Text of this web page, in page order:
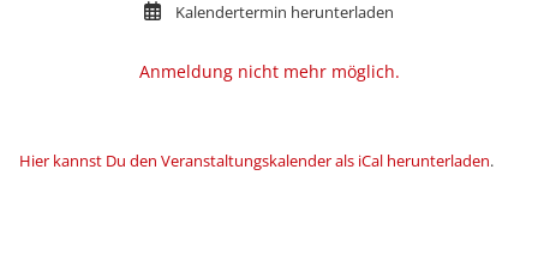
Kalendertermin herunterladen
Anmeldung nicht mehr möglich.
Hier kannst Du den Veranstaltungskalender als iCal herunterladen.